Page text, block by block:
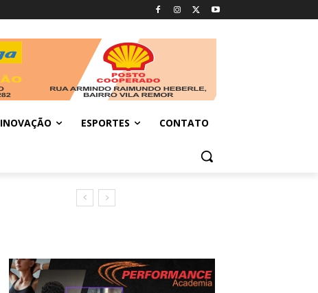
INOVAÇÃO ESPORTES CONTATO